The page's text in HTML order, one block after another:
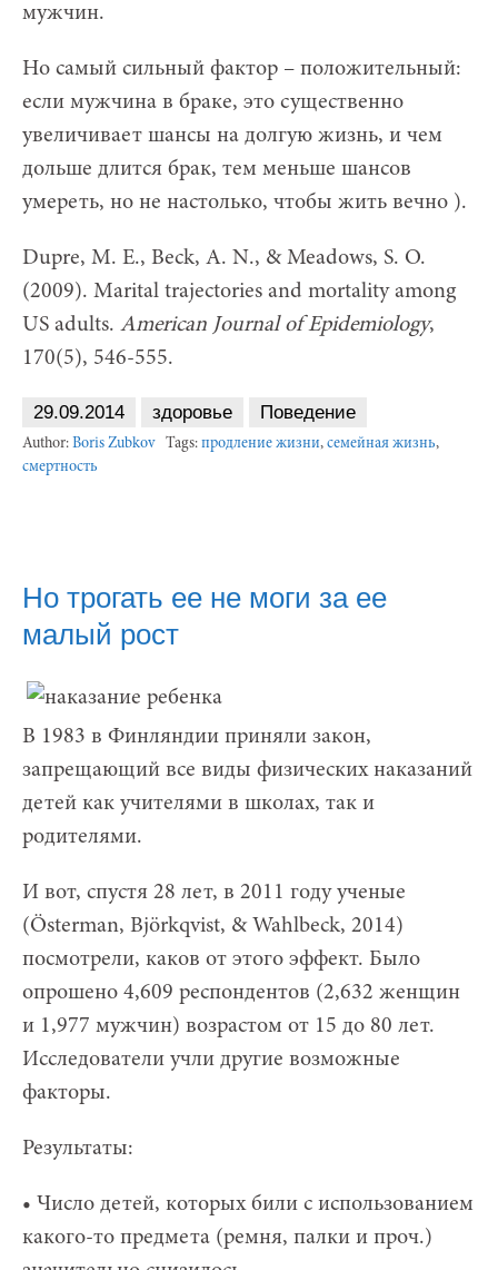
мужчин.
Но самый сильный фактор – положительный:
если мужчина в браке, это существенно
увеличивает шансы на долгую жизнь, и чем
дольше длится брак, тем меньше шансов
умереть, но не настолько, чтобы жить вечно ).
Dupre, M. E., Beck, A. N., & Meadows, S. O.
(2009). Marital trajectories and mortality among
US adults. American Journal of Epidemiology,
170(5), 546-555.
29.09.2014 здоровье Поведение
Author: Boris Zubkov Tags: продление жизни, семейная жизнь,
смертность
Но трогать ее не моги за ее
малый рост
В 1983 в Финляндии приняли закон,
запрещающий все виды физических наказаний
детей как учителями в школах, так и
родителями.
И вот, спустя 28 лет, в 2011 году ученые
(Österman, Björkqvist, & Wahlbeck, 2014)
посмотрели, каков от этого эффект. Было
опрошено 4,609 респондентов (2,632 женщин
и 1,977 мужчин) возрастом от 15 до 80 лет.
Исследователи учли другие возможные
факторы.
Результаты:
• Число детей, которых били с использованием
какого-то предмета (ремня, палки и проч.)